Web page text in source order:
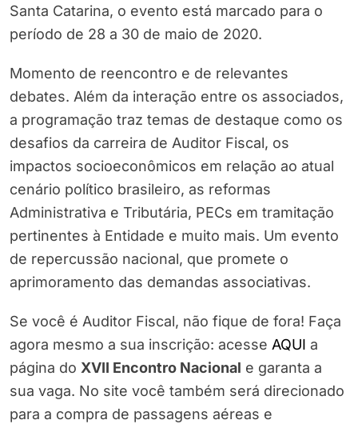
Santa Catarina, o evento está marcado para o
período de 28 a 30 de maio de 2020.
Momento de reencontro e de relevantes
debates. Além da interação entre os associados,
a programação traz temas de destaque como os
desafios da carreira de Auditor Fiscal, os
impactos socioeconômicos em relação ao atual
cenário político brasileiro, as reformas
Administrativa e Tributária, PECs em tramitação
pertinentes à Entidade e muito mais. Um evento
de repercussão nacional, que promete o
aprimoramento das demandas associativas.
Se você é Auditor Fiscal, não fique de fora! Faça
agora mesmo a sua inscrição: acesse AQUI a
página do XVII Encontro Nacional e garanta a
sua vaga. No site você também será direcionado
para a compra de passagens aéreas e